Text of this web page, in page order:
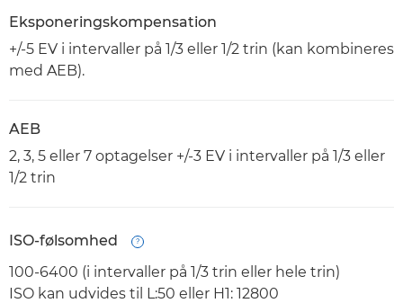
Eksponeringskompensation
+/-5 EV i intervaller på 1/3 eller 1/2 trin (kan kombineres
med AEB).
AEB
2, 3, 5 eller 7 optagelser +/-3 EV i intervaller på 1/3 eller
1/2 trin
ISO-følsomhed
Open
100-6400 (i intervaller på 1/3 trin eller hele trin)
ISO kan udvides til L:50 eller H1: 12800